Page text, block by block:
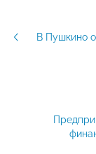
В Пушкино